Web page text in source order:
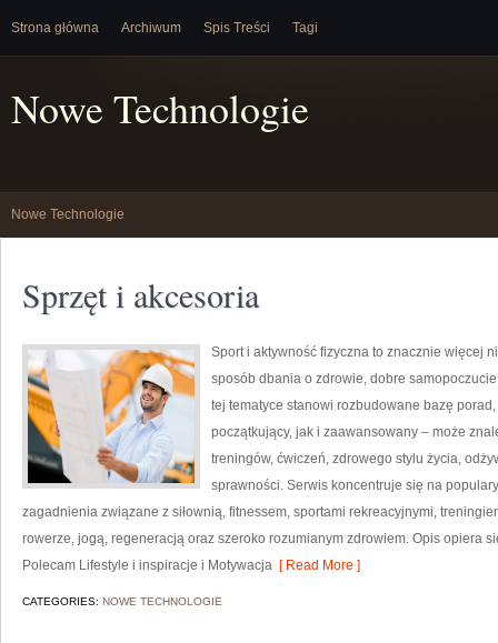
Strona główna Archiwum Spis Treści Tagi
Nowe Technologie
Nowe Technologie
Sprzęt i akcesoria
Sport i aktywność fizyczna to znacznie więcej
sposób dbania o zdrowie, dobre
tej tematyce stanowi rozbudowane bazę
początkujący, jak i zaawansowany – może
treningów, ćwiczeń, zdrowego stylu życia,
sprawności. Serwis koncentruje się na
zagadnienia związane z siłownią, fitnessem, sportami rekreacyjnymi,
rowerze, jogą, regeneracją oraz szeroko rozumianym zdrowiem. Opis opiera
Polecam Lifestyle i inspiracje i Motywacja [ Read More ]
CATEGORIES: NOWE TECHNOLOGIE